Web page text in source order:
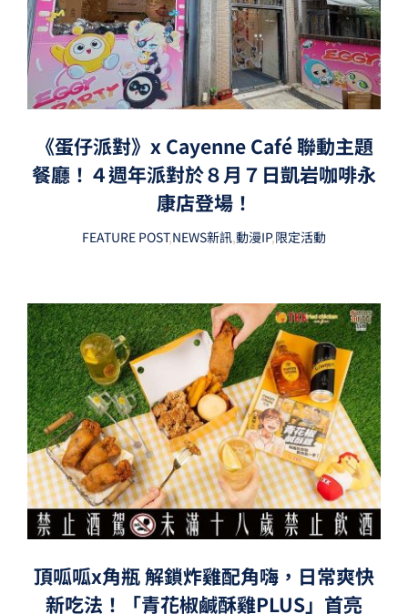
《蛋仔派對》x Cayenne Café 聯動主題
餐廳！４週年派對於８月７日凱岩咖啡永
康店登場！
FEATURE POST,NEWS新訊,動漫IP,限定活動
頂呱呱x角瓶 解鎖炸雞配角嗨，日常爽快
新吃法！「青花椒鹹酥雞PLUS」首亮